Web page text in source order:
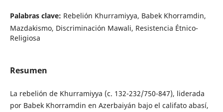
Palabras clave: Rebelión Khurramiyya, Babek Khorramdin,
Mazdakismo, Discriminación Mawali, Resistencia Étnico-
Religiosa
Resumen
La rebelión de Khurramiyya (c. 132-232/750-847), liderada
por Babek Khorramdin en Azerbaiyán bajo el califato abasí,